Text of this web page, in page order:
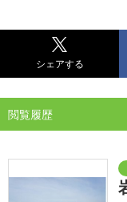
シェアする
閲覧履歴